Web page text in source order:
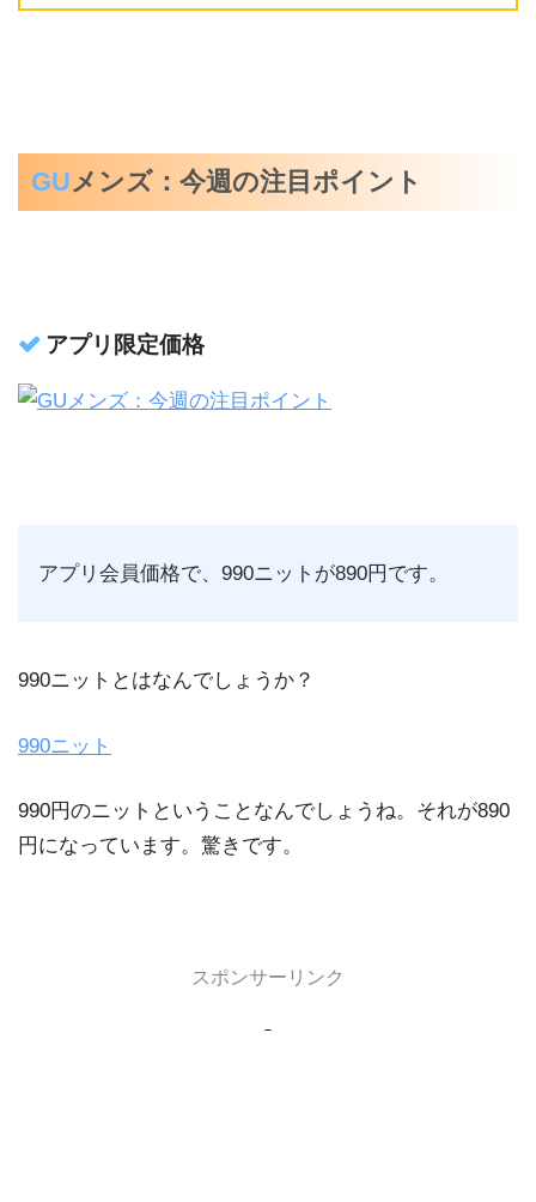
GUメンズ：今週の注目ポイント
アプリ限定価格
アプリ会員価格で、990ニットが890円です。
990ニットとはなんでしょうか？
990ニット
990円のニットということなんでしょうね。それが890
円になっています。驚きです。
スポンサーリンク